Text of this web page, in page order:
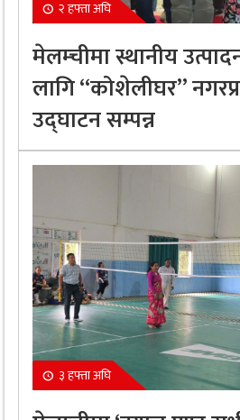
२ हफ्ता अघि
मेलम्चीमा स्थानीय
लागि “कोशेलीघर”
उद्घाटन सम्पन्न
३ हफ्ता अघि